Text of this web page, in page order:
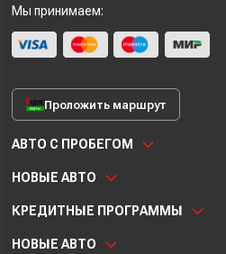
Мы принимаем:
Проложить маршрут
АВТО С ПРОБЕГОМ
НОВЫЕ АВТО
КРЕДИТНЫЕ ПРОГРАММЫ
НОВЫЕ АВТО